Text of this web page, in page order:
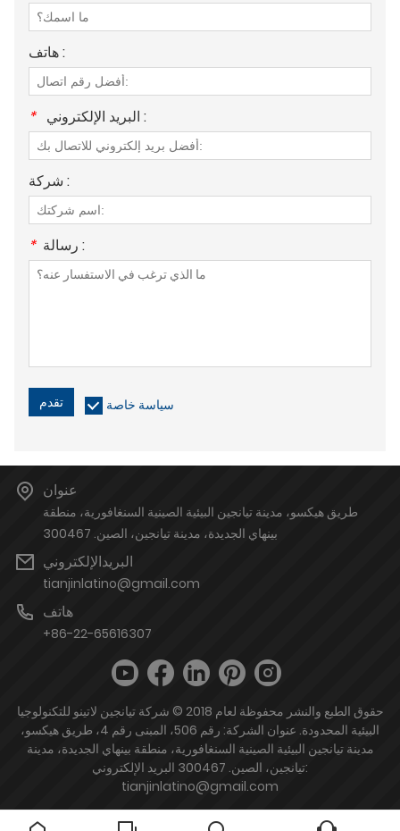
هاتف :
* البريد الإلكتروني :
شركة :
* رسالة :
تقدم سياسة خاصة
عنوان
طريق هيكسو، مدينة تيانجين البيئية الصينية السنغافورية، منطقة
بينهاي الجديدة، مدينة تيانجين، الصين. 300467
البريدالإلكتروني
tianjinlatino@gmail.com
هاتف
+86-22-65616307
حقوق الطبع والنشر محفوظة لعام 2018 © شركة تيانجين لاتينو للتكنولوجيا
البيئية المحدودة. عنوان الشركة: رقم 506، المبنى رقم 4، طريق هيكسو،
مدينة تيانجين البيئية الصينية السنغافورية، منطقة بينهاي الجديدة، مدينة
تيانجين، الصين. 300467 البريد الإلكتروني:
tianjinlatino@gmail.com